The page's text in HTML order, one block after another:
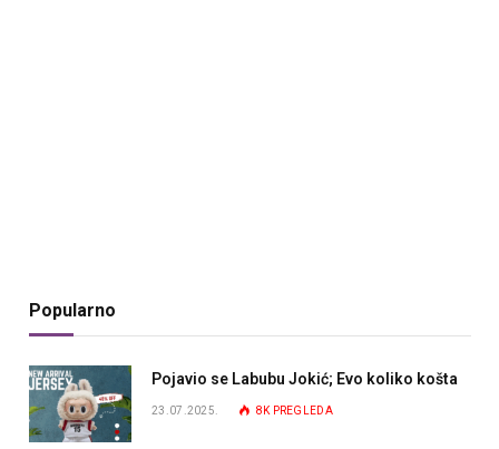
Popularno
Pojavio se Labubu Jokić; Evo koliko košta
23.07.2025. 8K PREGLEDA